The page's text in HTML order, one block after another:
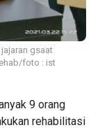
gsaat
foto : ist
9 orang
rehabilitasi